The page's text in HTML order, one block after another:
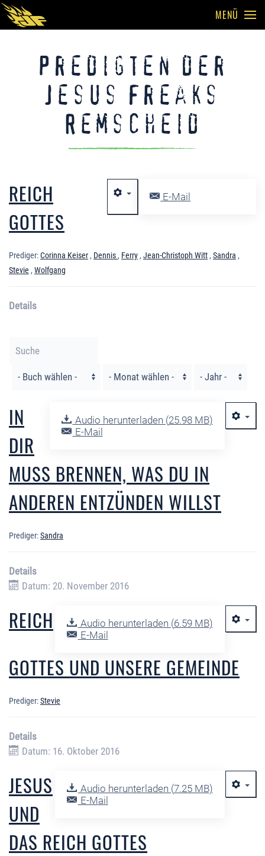
MENÜ
Predigten der
Jesus Freaks
Remscheid
E-Mail
REICH
GOTTES
Prediger:Corinna Keiser , Dennis , Ferry , Jean-Christoph Witt , Sandra ,
Stevie , Wolfgang
Details
Filter
Audio herunterladen (25.98 MB)
E-Mail
IN
DIR
MUSS BRENNEN, WAS DU IN
ANDEREN ENTZÜNDEN WILLST
Prediger:Sandra
Details
Datum: 20. November 2016
Audio herunterladen (6.59 MB)
E-Mail
REICH
GOTTES UND UNSERE GEMEINDE
Prediger:Stevie
Details
Datum: 16. Oktober 2016
Audio herunterladen (7.25 MB)
E-Mail
JESUS
UND
DAS REICH GOTTES